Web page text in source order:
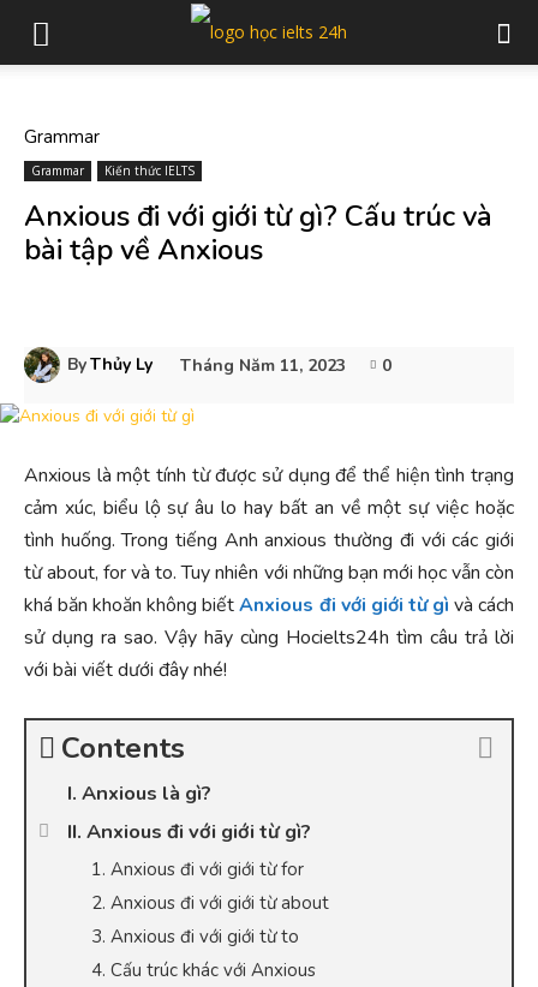
Grammar
Grammar Kiến thức IELTS
Anxious đi với giới từ gì? Cấu trúc và
bài tập về Anxious
ByThủy Ly Tháng Năm 11, 2023 0
Anxious là một tính từ được sử dụng để thể hiện tình trạng
cảm xúc, biểu lộ sự âu lo hay bất an về một sự việc hoặc
tình huống. Trong tiếng Anh anxious thường đi với các giới
từ about, for và to. Tuy nhiên với những bạn mới học vẫn còn
khá băn khoăn không biết Anxious đi với giới từ gì và cách
sử dụng ra sao. Vậy hãy cùng Hocielts24h tìm câu trả lời
với bài viết dưới đây nhé!
Contents
I. Anxious là gì?
II. Anxious đi với giới từ gì?
1. Anxious đi với giới từ for
2. Anxious đi với giới từ about
3. Anxious đi với giới từ to
4. Cấu trúc khác với Anxious